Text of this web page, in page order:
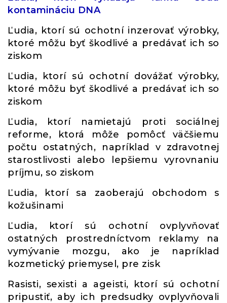
kontamináciu DNA
Ľudia, ktorí sú ochotní inzerovať výrobky,
ktoré môžu byť škodlivé a predávať ich so
ziskom
Ľudia, ktorí sú ochotní dovážať výrobky,
ktoré môžu byť škodlivé a predávať ich so
ziskom
Ľudia, ktorí namietajú proti sociálnej
reforme, ktorá môže pomôcť väčšiemu
počtu ostatných, napríklad v zdravotnej
starostlivosti alebo lepšiemu vyrovnaniu
príjmu, so ziskom
Ľudia, ktorí sa zaoberajú obchodom s
kožušinami
Ľudia, ktorí sú ochotní ovplyvňovať
ostatných prostredníctvom reklamy na
vymývanie mozgu, ako je napríklad
kozmetický priemysel, pre zisk
Rasisti, sexisti a ageisti, ktorí sú ochotní
pripustiť, aby ich predsudky ovplyvňovali